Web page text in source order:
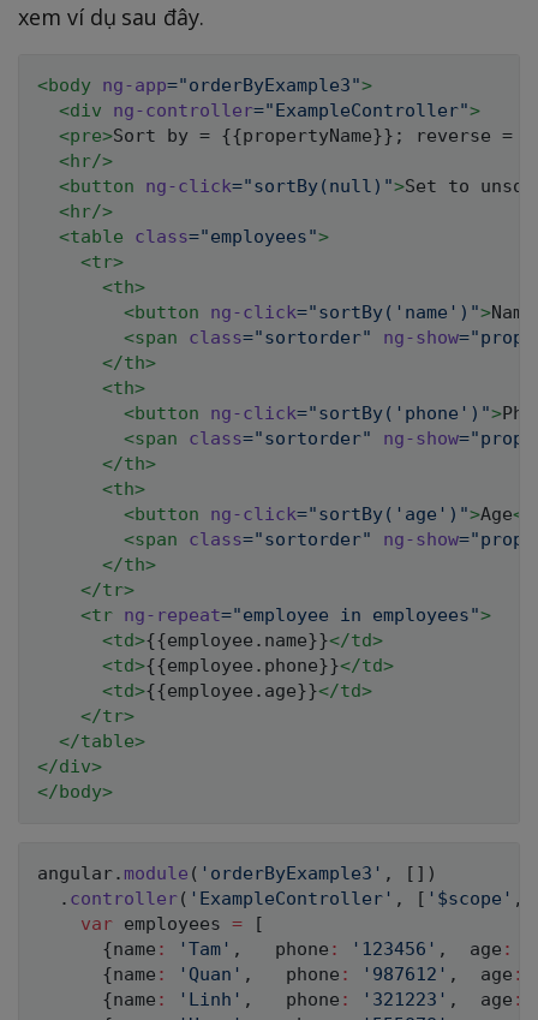
xem ví dụ sau đây.
<body ng-app="orderByExample3">
<div ng-controller="ExampleController">
<pre>Sort by = {{propertyName}}; reverse =
<hr/>
<button ng-click="sortBy(null) ">Set to
<hr/>
<table class="employees">
<tr>
<th>
<button ng-click="sortBy( ' name ' ) ">Name
<span class="sortorder" ng-show="
</th>
<th>
<button ng-click="sortBy( ' phone ' ) ">
<span class="sortorder" ng-show="
</th>
<th>
<button ng-click="sortBy( ' age ' ) ">Age</
<span class="sortorder" ng-show="
</th>
</tr>
<tr ng-repeat="employee in employees">
<td>{{employee.name}}</td>
<td>{{employee.phone}}</td>
<td>{{employee.age}}</td>
</tr>
</table>
</div>
</body>
angular. module ( 'orderByExample3' , [ ] )
. controller( 'ExampleController' , [ '$scope' ,
var employees =
[
{name : 'Tam' ,
   phone
: '123456' ,
  age
:
{name : 'Quan' ,
   phone
: '987612' ,
  age
:
{name : 'Linh' ,
   phone
: '321223' ,
  age
: